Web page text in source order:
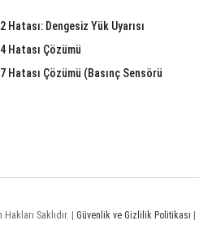
Hatası: Dengesiz Yük Uyarısı
Hatası Çözümü
Hatası Çözümü (Basınç Sensörü
Saklıdır. | Güvenlik ve Gizlilik Politikası |